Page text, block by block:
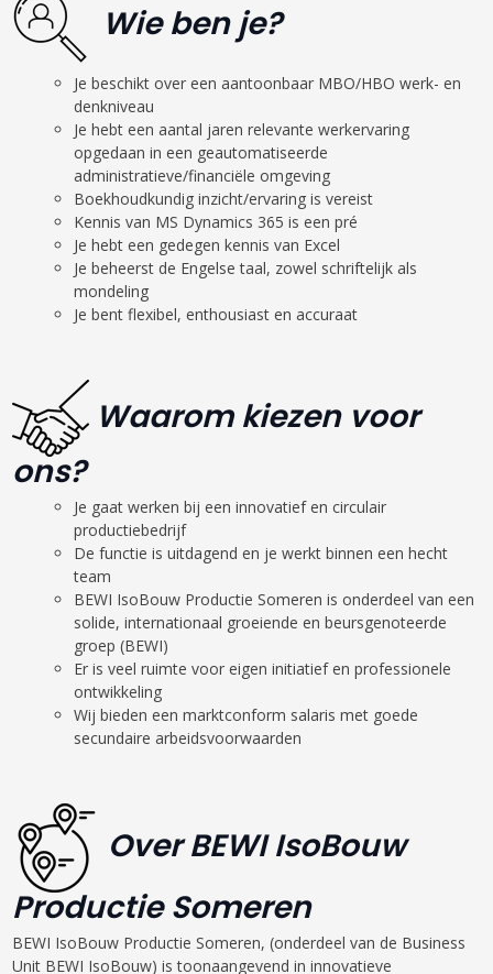
Wie ben je?
Je beschikt over een aantoonbaar MBO/HBO werk- en
denkniveau
Je hebt een aantal jaren relevante werkervaring
opgedaan in een geautomatiseerde
administratieve/financiële omgeving
Boekhoudkundig inzicht/ervaring is vereist
Kennis van MS Dynamics 365 is een pré
Je hebt een gedegen kennis van Excel
Je beheerst de Engelse taal, zowel schriftelijk als
mondeling
Je bent flexibel, enthousiast en accuraat
Waarom kiezen voor
ons?
Je gaat werken bij een innovatief en circulair
productiebedrijf
De functie is uitdagend en je werkt binnen een hecht
team
BEWI IsoBouw Productie Someren is onderdeel van een
solide, internationaal groeiende en beursgenoteerde
groep (BEWI)
Er is veel ruimte voor eigen initiatief en professionele
ontwikkeling
Wij bieden een marktconform salaris met goede
secundaire arbeidsvoorwaarden
Over BEWI IsoBouw
Productie Someren
BEWI IsoBouw Productie Someren, (onderdeel van de Business
Unit BEWI IsoBouw) is toonaangevend in innovatieve